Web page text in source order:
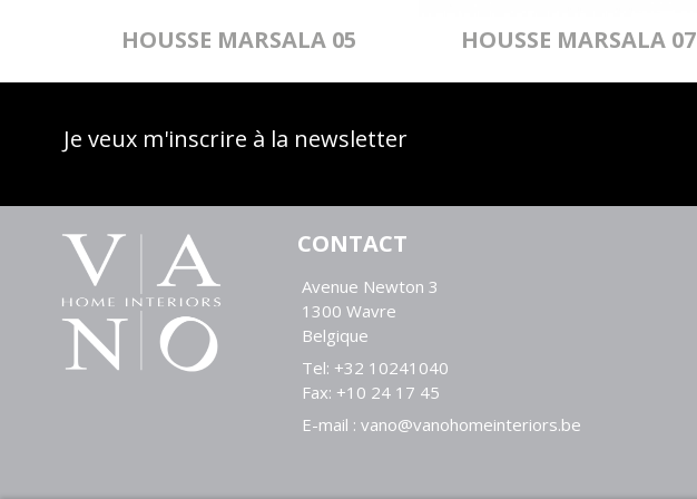
HOUSSE MARSALA 05 HOUSSE MARSALA 07
Je veux m'inscrire à la newsletter
CONTACT
Avenue Newton 3
1300 Wavre
Belgique
Tel: +32 10241040
Fax: +10 24 17 45
E-mail : vano@vanohomeinteriors.be